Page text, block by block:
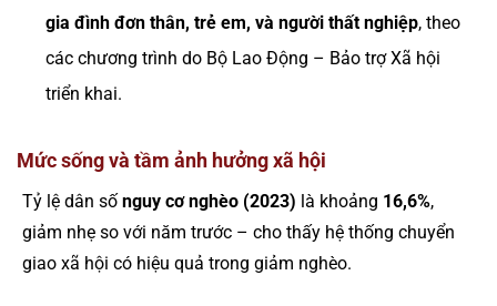
gia đình đơn thân, trẻ em, và người thất nghiệp, theo
các chương trình do Bộ Lao Động – Bảo trợ Xã hội
triển khai.
Mức sống và tầm ảnh hưởng xã hội
Tỷ lệ dân số nguy cơ nghèo (2023) là khoảng 16,6%,
giảm nhẹ so với năm trước – cho thấy hệ thống chuyển
giao xã hội có hiệu quả trong giảm nghèo.